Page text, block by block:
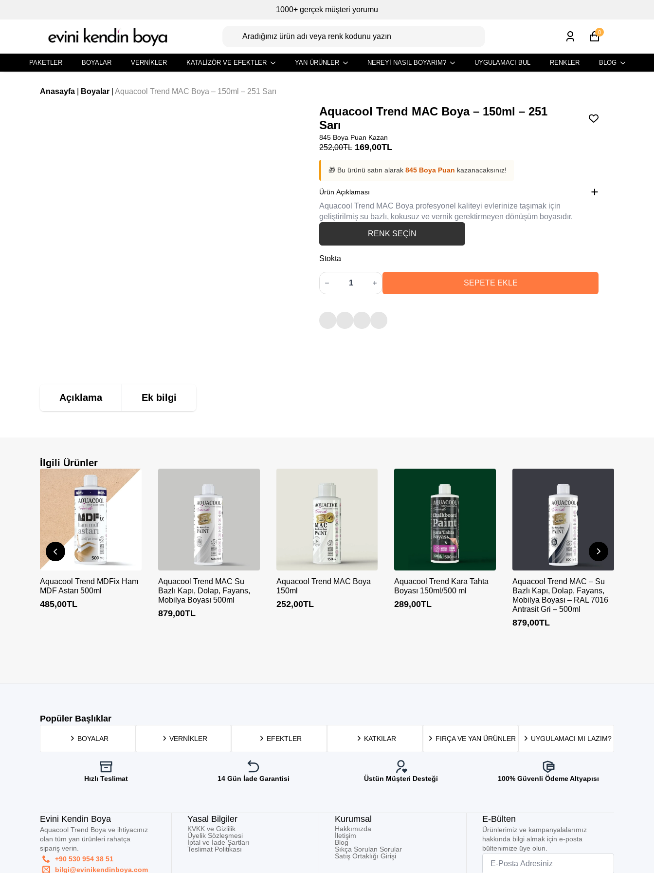
1000+ gerçek müşteri yorumu
0
PAKETLER BOYALAR VERNIKLER KATALIZÖR VE EFEKTLER YAN ÜRÜNLER NEREYI NASIL BOYARIM? UYGULAMACI BUL RENKLER BLOG
Anasayfa Boyalar Aquacool Trend MAC Boya – 150ml – 251 Sarı
Aquacool Trend MAC Boya – 150ml – 251
Sarı
845 Boya Puan Kazan
252,00TL Orijinal
252,00TL.
169,00TL
fiyat:
🎁 Bu ürünü satın alarak 845 Boya Puan kazanacaksınız!
Ürün Açıklaması
Aquacool Trend MAC Boya profesyonel kaliteyi evlerinize taşımak için
geliştirilmiş su bazlı, kokusuz ve vernik gerektirmeyen dönüşüm boyasıdır.
RENK SEÇİN
Stokta
Aquacool
Trend
MAC
150ml
-
251
SEPETE EKLE
Açıklama Ek bilgi
İlgili Ürünler
Aquacool Trend MDFix Ham
MDF Astarı 500ml
485,00TL
Aquacool Trend MAC Su
Bazlı Kapı, Dolap, Fayans,
Mobilya Boyası 500ml
879,00TL
Aquacool Trend MAC Boya
150ml
252,00TL
Aquacool Trend Kara Tahta
Boyası 150ml/500 ml
289,00TL
Aquacool Trend MAC – Su
Bazlı Kapı, Dolap, Fayans,
Mobilya Boyası – RAL 7016
Antrasit Gri – 500ml
879,00TL
Popüler Başlıklar
BOYALAR VERNIKLER EFEKTLER KATKILAR FIRÇA VE YAN ÜRÜNLER UYGULAMACI MI LAZIM?
Hızlı Teslimat 14 Gün İade Garantisi Üstün Müşteri Desteği 100% Güvenli Ödeme Altyapısı
Evini Kendin Boya
Aquacool Trend Boya ve ihtiyacınız
olan tüm yan ürünleri rahatça
sipariş verin.
+90 530 954 38 51
bilgi@evinikendinboya.com
Yasal Bilgiler
KVKK ve Gizlilik
Üyelik Sözleşmesi
İptal ve İade Şartları
Teslimat Politikası
Kurumsal
Hakkımızda
İletişim
Blog
Sıkça Sorulan Sorular
Satış Ortaklığı Girişi
E-Bülten
Ürünlerimiz ve kampanyalalarımız
hakkında bilgi almak için e-posta
bültenimize üye olun.
Email